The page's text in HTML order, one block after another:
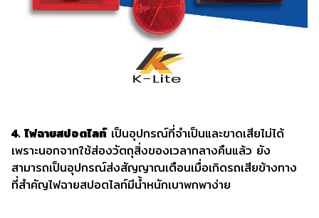
4. ไฟฉายสปอตไลท์เป็นอุปกรณ์ที่จำเป็นและขาดเสียไม่ได้
เพราะนอกจากใช้ส่องวัตถุสิ่งของเวลากลางคืนแล้ว ยัง
สามารถเป็นอุปกรณ์ส่งสัญญาณเตือนเมื่อเกิดรถเสียข้างทาง
ที่สำคัญไฟฉายสปอตไลท์มีน้ำหนักเบาพกพาง่าย